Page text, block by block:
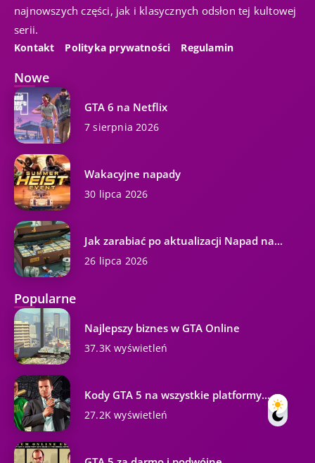
najnowszych części, jak i klasycznych odsłon tej kultowej
serii.
Kontakt Polityka prywatności Regulamin
Nowe
GTA 6 na Netflix
7 sierpnia 2026
Wakacyjne napady
30 lipca 2026
Jak zarabiać po aktualizacji Napad na...
26 lipca 2026
Popularne
Najlepszy biznes w GTA Online
37.3K wyświetleń
Kody GTA 5 na wszystkie platformy...
27.2K wyświetleń